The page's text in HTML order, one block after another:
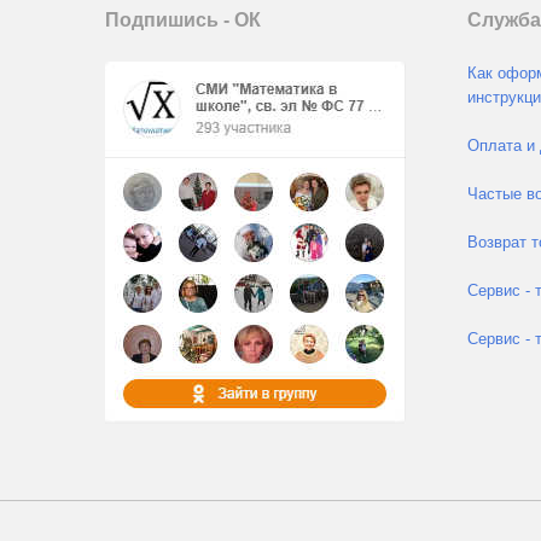
Подпишись - ОК
Как
Оплата и
Частые
Возврат
Сервис -
Сервис -